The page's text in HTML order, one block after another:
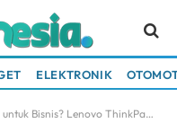
ELEKTRONIK
Lenovo ThinkPad Aura Jawabannya!